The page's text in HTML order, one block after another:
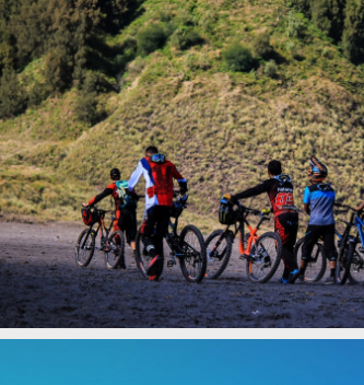
Video: Matěj Charvát - Volcano mission: Mount BROMO
Video: Matěj Charvát - Volcano mission: Mount BROMO